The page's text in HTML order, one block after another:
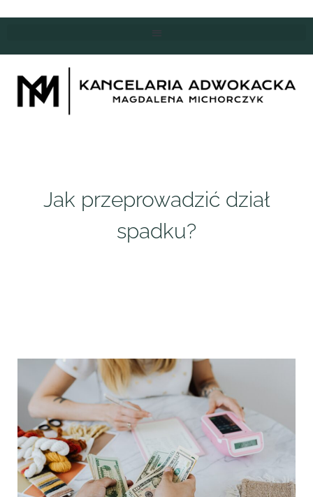
Jak przeprowadzić dział
spadku?